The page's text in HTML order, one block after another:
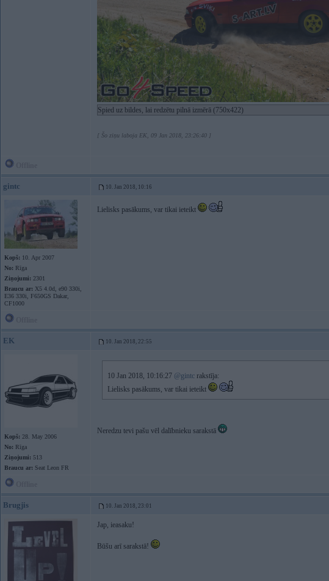
Spied uz bildes, lai redzētu pilnā izmērā (750x422)
[ Šo ziņu laboja EK, 09 Jan 2018, 23:26:40 ]
gintc 10. Jan 2018, 10:16
Kopš: 10. Apr 2007
No: Rīga
Ziņojumi: 2301
Braucu ar: X5 4.0d, e90 330i,
E36 330i, F650GS Dakar,
CF1000
Lielisks pasākums, var tikai ieteikt
EK 10. Jan 2018, 22:55
Kopš: 28. May 2006
No: Rīga
Ziņojumi: 513
Braucu ar: Seat Leon FR
10 Jan 2018, 10:16:27 @gintc rakstīja:
Lielisks pasākums, var tikai ieteikt
Neredzu tevi pašu vēl dalībnieku sarakstā
Brugjis 10. Jan 2018, 23:01
Jap, ieasaku!
Būšu arī sarakstā!